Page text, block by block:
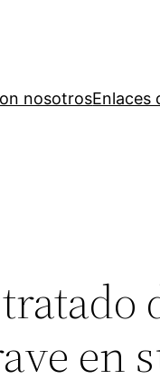
nosotrosEnlaces
en